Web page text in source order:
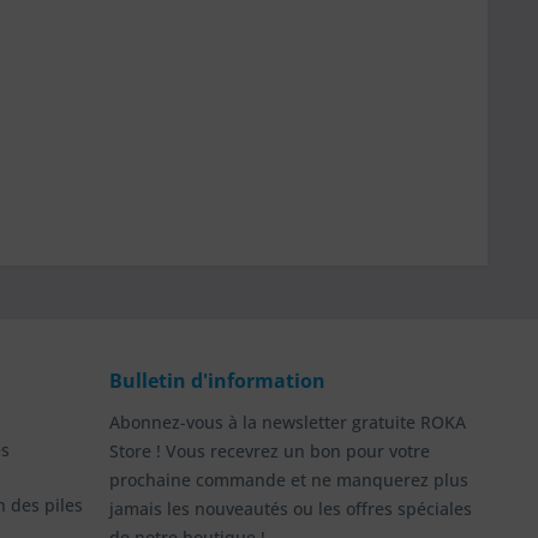
des piles
Bulletin d'information
Abonnez-vous à la newsletter gratuite ROKA
Store ! Vous recevrez un bon pour votre
prochaine commande et ne manquerez plus
jamais les nouveautés ou les offres spéciales